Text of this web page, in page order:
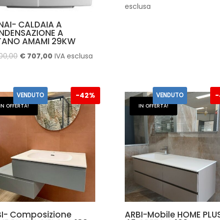
CALDAIA A
A
AMAMI 29KW
Il
era:
€ 1.100,00.
€707,00Il
è:
€ 707,00.
IVA esclusa
esclusa
OFFERTA!
-42%
VENDUTO
Composizione
IN OFFERTA!
-
VENDUTO
ARBI-Mobile HOME